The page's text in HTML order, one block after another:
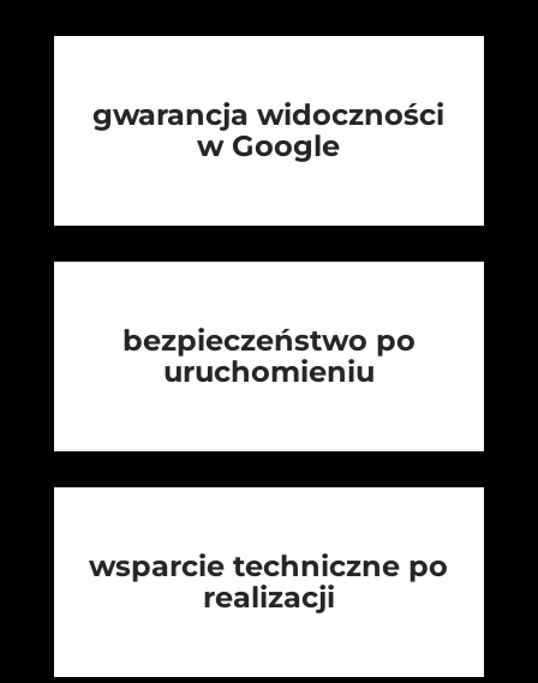
gwarancja widoczności
w Google
bezpieczeństwo po
uruchomieniu
wsparcie techniczne po
realizacji